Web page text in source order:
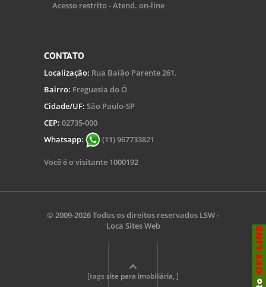
Acesso restrito - Atend. on-line
CONTATO
Localização: Rua Baião Parente 261.
Bairro: Freguesia do Ó
Cidade/UF: São Paulo-SP
CEP: 02735-000
Whatsapp:
(11) 967733821
Você é o visitante 1000192
© 2009-2026 Todos os direitos reservados LSW -
Loca Sites Web
[tags site para imobiliária, ]